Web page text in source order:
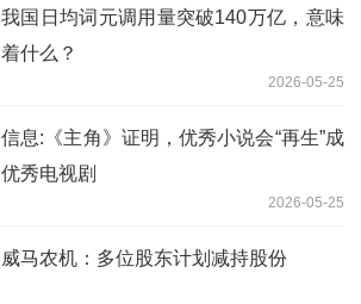
我国日均词元调用量突破140万亿，意味
着什么？
2026-05-25
信息:《主角》证明，优秀小说会“再生”成
优秀电视剧
2026-05-25
威马农机：多位股东计划减持股份